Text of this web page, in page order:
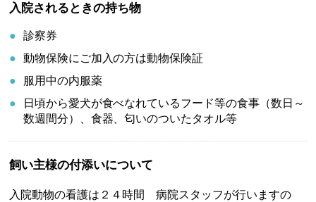
入院されるときの持ち物
診察券
動物保険にご加入の方は動物保険証
服用中の内服薬
日頃から愛犬が食べなれているフード等の食事（数日～
数週間分）、食器、匂いのついたタオル等
飼い主様の付添いについて
入院動物の看護は２４時間 病院スタッフが行いますの